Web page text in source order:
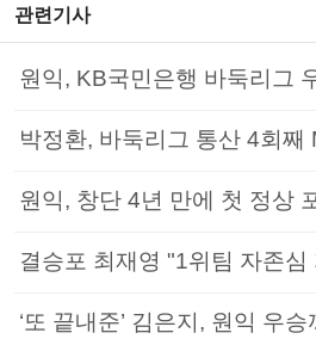
관련기사
원익, KB국민은행 바둑리그
박정환, 바둑리그 통산 4회째
원익, 창단 4년 만에 첫 정상
결승포 최재영 "1위팀 자존심
‘또 끝내준’ 김은지, 원익 우승